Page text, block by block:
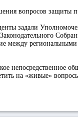
вопросов защиты
задали
между
непосредственное
на «живые»